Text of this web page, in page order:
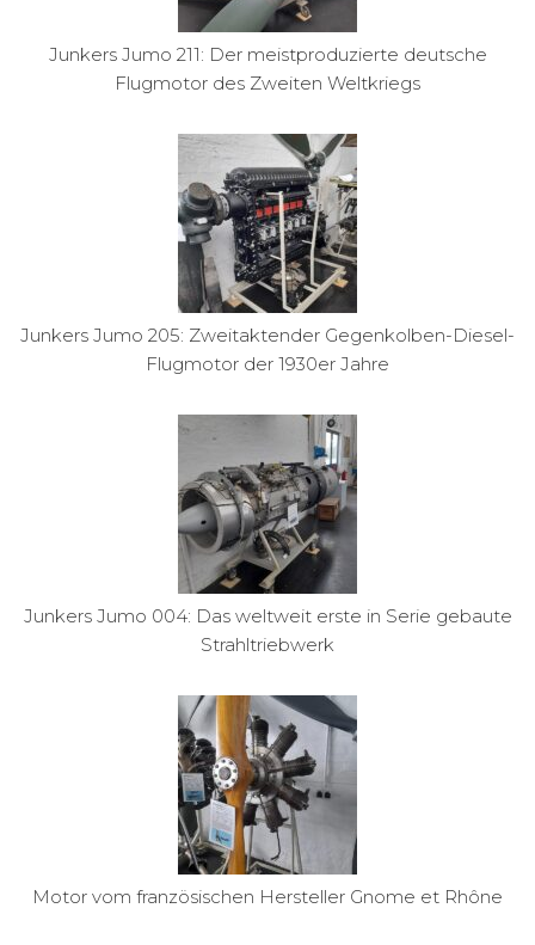
Junkers Jumo 211: Der meistproduzierte deutsche
Flugmotor des Zweiten Weltkriegs
Junkers Jumo 205: Zweitaktender Gegenkolben-Diesel-
Flugmotor der 1930er Jahre
Junkers Jumo 004: Das weltweit erste in Serie gebaute
Strahltriebwerk
Motor vom französischen Hersteller Gnome et Rhône